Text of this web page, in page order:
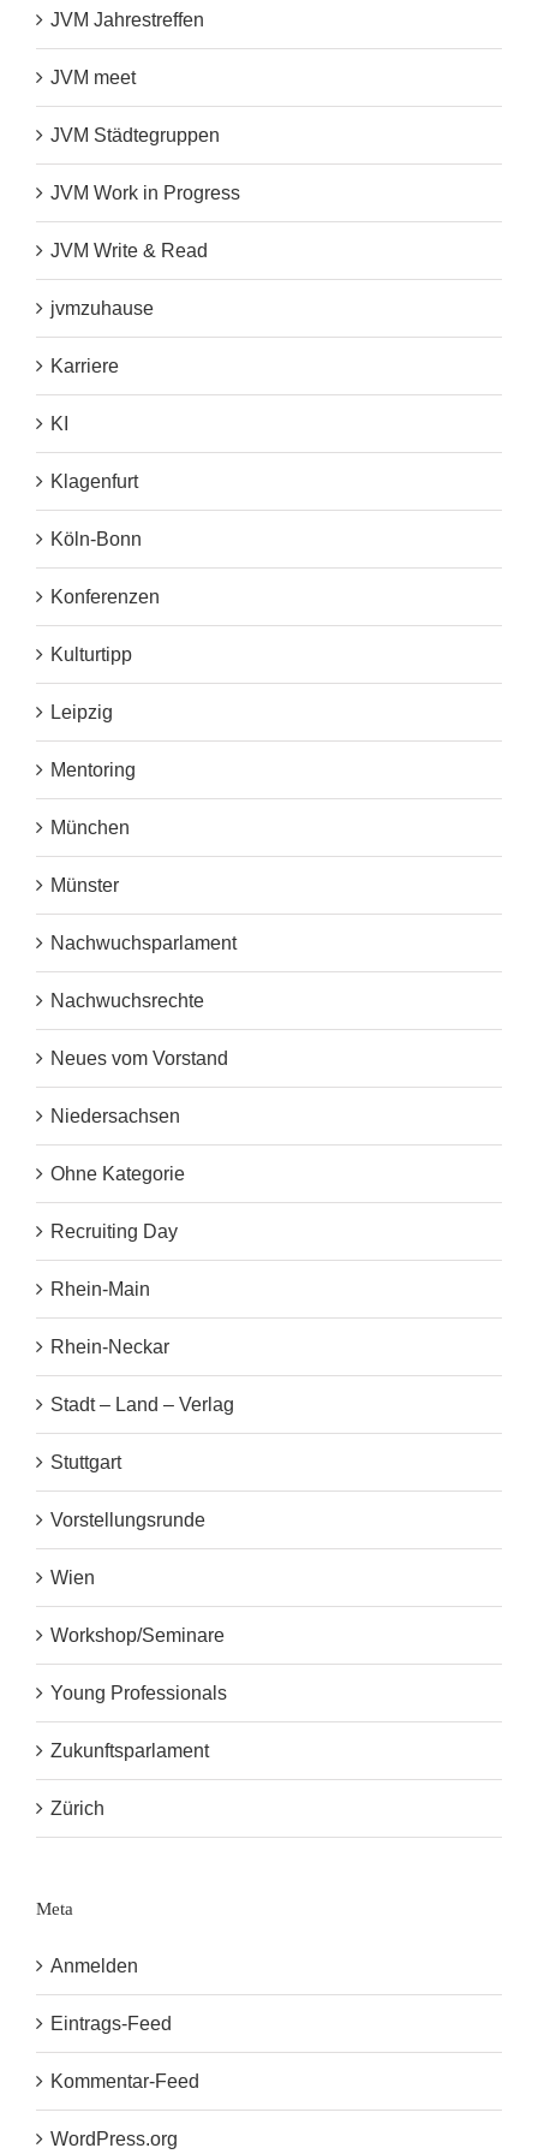
JVM Jahrestreffen
JVM meet
JVM Städtegruppen
JVM Work in Progress
JVM Write & Read
jvmzuhause
Karriere
KI
Klagenfurt
Köln-Bonn
Konferenzen
Kulturtipp
Leipzig
Mentoring
München
Münster
Nachwuchsparlament
Nachwuchsrechte
Neues vom Vorstand
Niedersachsen
Ohne Kategorie
Recruiting Day
Rhein-Main
Rhein-Neckar
Stadt – Land – Verlag
Stuttgart
Vorstellungsrunde
Wien
Workshop/Seminare
Young Professionals
Zukunftsparlament
Zürich
Meta
Anmelden
Eintrags-Feed
Kommentar-Feed
WordPress.org